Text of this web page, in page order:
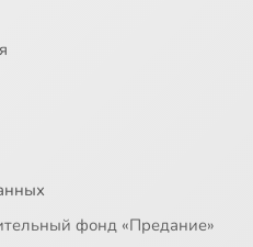
фонд «Предание»